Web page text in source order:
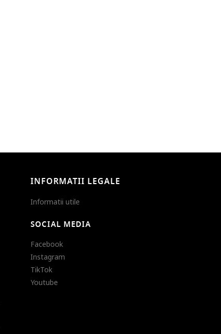
INFORMATII LEGALE
Informatii utile
SOCIAL MEDIA
Facebook
Instagram
TikTok
Youtube